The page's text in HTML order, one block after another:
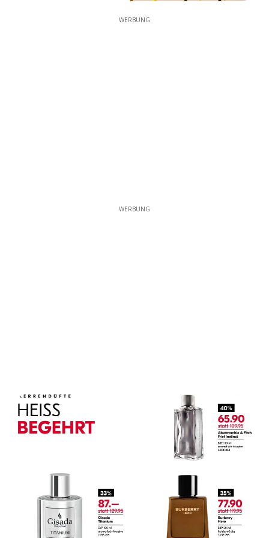
WERBUNG
WERBUNG